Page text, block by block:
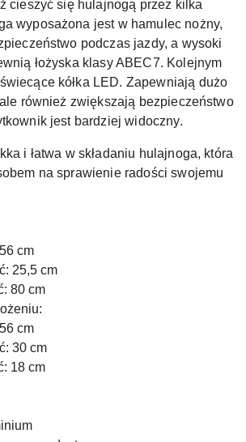
cieszyć się hulajnogą przez kilka
wyposażona jest w hamulec nożny,
podczas jazdy, a wysoki
łożyska klasy ABEC7. Kolejnym
kółka LED. Zapewniają dużo
również zwiększają bezpieczeństwo
jest bardziej widoczny.
i łatwa w składaniu hulajnoga, która
na sprawienie radości swojemu
cm
25,5 cm
80 cm
cm
30 cm
18 cm